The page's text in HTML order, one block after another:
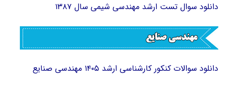
دانلود سوال تست ارشد مهندسی شیمی سال ۱۳۸۷
دانلود سوالات کنکور کارشناسی ارشد ۱۴۰۵ مهندسی صنایع